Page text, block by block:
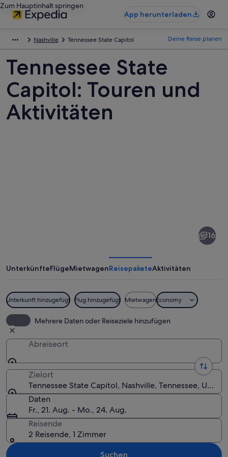
Zum Hauptinhalt springen
App herunterladen
Nashville Tennessee State Capitol Deine Reise planen
Tennessee State
Capitol: Touren und
Aktivitäten
16
UnterkünfteFlügeMietwagenReisepaketeAktivitäten
Unterkunft hinzugefügt Flug hinzugefügt MietwagenEconomy
Mehrere Daten oder Reiseziele hinzufügen
Abreiseort
Zielort
Tennessee State Capitol, Nashville, Tennessee, USA
Daten
Fr., 21. Aug. - Mo., 24. Aug.
Reisende
2 Reisende, 1 Zimmer
Suchen